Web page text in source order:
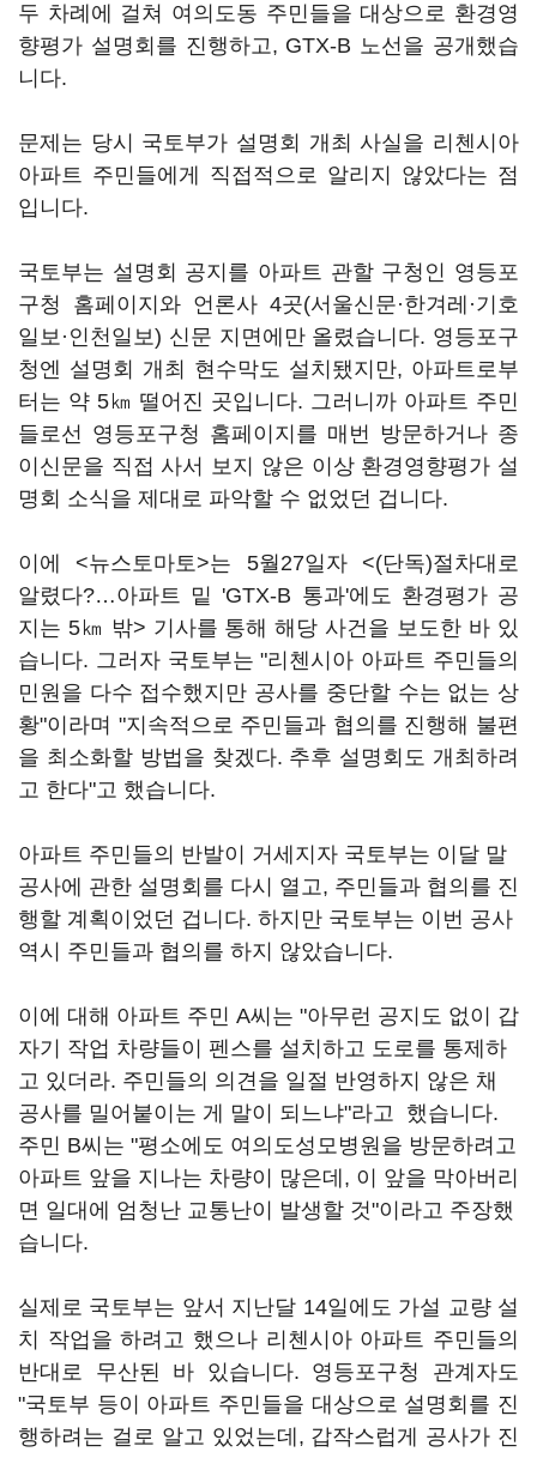
두 차례에 걸쳐 여의도동 주민들을 대상으로 환경영
향평가 설명회를 진행하고, GTX-B 노선을 공개했습
니다.
문제는 당시 국토부가 설명회 개최 사실을 리첸시아
아파트 주민들에게 직접적으로 알리지 않았다는 점
입니다.
국토부는 설명회 공지를 아파트 관할 구청인 영등포
구청 홈페이지와 언론사 4곳(서울신문·한겨레·기호
일보·인천일보) 신문 지면에만 올렸습니다. 영등포구
청엔 설명회 개최 현수막도 설치됐지만, 아파트로부
터는 약 5㎞ 떨어진 곳입니다. 그러니까 아파트 주민
들로선 영등포구청 홈페이지를 매번 방문하거나 종
이신문을 직접 사서 보지 않은 이상 환경영향평가 설
명회 소식을 제대로 파악할 수 없었던 겁니다.
이에 <뉴스토마토>는 5월27일자 <(단독)절차대로
알렸다?…아파트 밑 'GTX-B 통과'에도 환경평가 공
지는 5㎞ 밖> 기사를 통해 해당 사건을 보도한 바 있
습니다. 그러자 국토부는 "리첸시아 아파트 주민들의
민원을 다수 접수했지만 공사를 중단할 수는 없는 상
황"이라며 "지속적으로 주민들과 협의를 진행해 불편
을 최소화할 방법을 찾겠다. 추후 설명회도 개최하려
고 한다"고 했습니다.
아파트 주민들의 반발이 거세지자 국토부는 이달 말
공사에 관한 설명회를 다시 열고, 주민들과 협의를 진
행할 계획이었던 겁니다. 하지만 국토부는 이번 공사
역시 주민들과 협의를 하지 않았습니다.
이에 대해 아파트 주민 A씨는 "아무런 공지도 없이 갑
자기 작업 차량들이 펜스를 설치하고 도로를 통제하
고 있더라. 주민들의 의견을 일절 반영하지 않은 채
공사를 밀어붙이는 게 말이 되느냐"라고 했습니다.
주민 B씨는 "평소에도 여의도성모병원을 방문하려고
아파트 앞을 지나는 차량이 많은데, 이 앞을 막아버리
면 일대에 엄청난 교통난이 발생할 것"이라고 주장했
습니다.
실제로 국토부는 앞서 지난달 14일에도 가설 교량 설
치 작업을 하려고 했으나 리첸시아 아파트 주민들의
반대로 무산된 바 있습니다. 영등포구청 관계자도
"국토부 등이 아파트 주민들을 대상으로 설명회를 진
행하려는 걸로 알고 있었는데, 갑작스럽게 공사가 진